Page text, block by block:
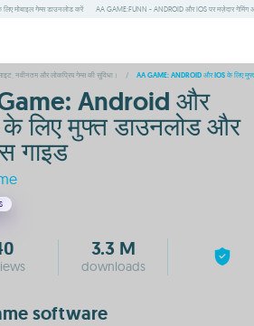
मोबाइल गेम्स डाउनलोड करें AA GAME:FUNN - ANDROID और IOS पर मज़ेदार गेमिंग
नवीनतम और लोकप्रिय गेम्स की सुविधा। / AA GAME: ANDROID और IOS के लिए
Android और
लिए मुफ्त डाउनलोड और
गाइड
3.3 M
downloads
software